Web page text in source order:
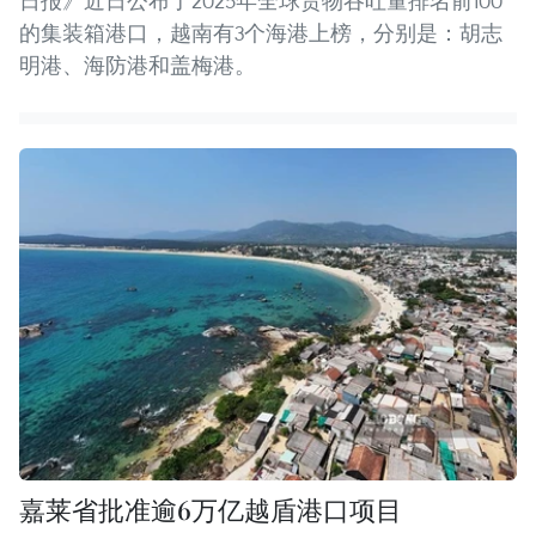
的集装箱港口，越南有3个海港上榜，分别是：胡志
明港、海防港和盖梅港。
嘉莱省批准逾6万亿越盾港口项目